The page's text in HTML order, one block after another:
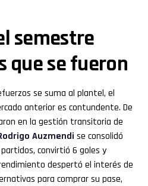
semestre
que se fueron
se suma al plantel, el
anterior es contundente. De
en la gestión transitoria de
Auzmendi se consolidó
convirtió 6 goles y
despertó el interés de
para comprar su pase,